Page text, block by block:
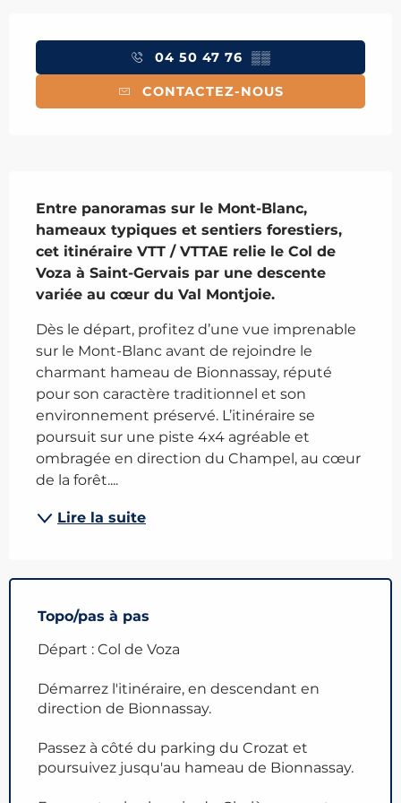
04 50 47 76 ▒▒
CONTACTEZ-NOUS
Entre panoramas sur le Mont-Blanc,
hameaux typiques et sentiers forestiers,
cet itinéraire VTT / VTTAE relie le Col de
Voza à Saint-Gervais par une descente
variée au cœur du Val Montjoie.
Dès le départ, profitez d’une vue imprenable
sur le Mont-Blanc avant de rejoindre le
charmant hameau de Bionnassay, réputé
pour son caractère traditionnel et son
environnement préservé. L’itinéraire se
poursuit sur une piste 4x4 agréable et
ombragée en direction du Champel, au cœur
de la forêt....
Lire la suite
Topo/pas à pas
Départ : Col de Voza
Démarrez l'itinéraire, en descendant en
direction de Bionnassay.
Passez à côté du parking du Crozat et
poursuivez jusqu'au hameau de Bionnassay.